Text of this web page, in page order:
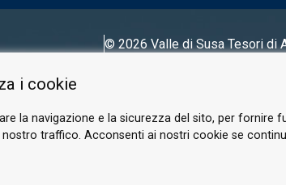
© 2026 Valle di SusaTesori di
i cookie
la navigazione e la sicurezza del sito, per fornire
traffico. Acconsenti ai nostri cookie se